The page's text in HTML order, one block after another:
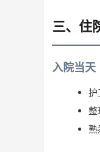
三、住
入院当天
护
整
熟